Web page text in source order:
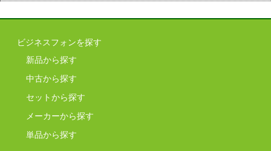
ビジネスフォンを探す
新品から探す
中古から探す
セットから探す
メーカーから探す
単品から探す